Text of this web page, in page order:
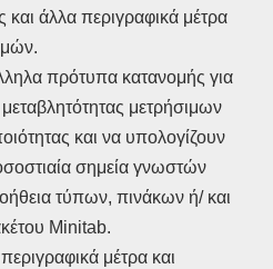
και άλλα περιγραφικά μέτρα
πρότυπα κατανομής για
μετρήσιμων
και να υπολογίζουν
σημεία γνωστών
τύπων, πινάκων ή/ και
Minitab.
μέτρα και